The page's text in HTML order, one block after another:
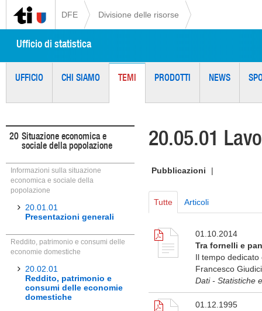
DFE Divisione delle risorse
Ufficio di statistica
UFFICIO CHI SIAMO TEMI PRODOTTI NEWS
20 Situazione economica e
sociale della popolazione
Informazioni sulla situazione
economica e sociale della
popolazione
20.01.01
Presentazioni generali
Reddito, patrimonio e consumi delle
economie domestiche
20.02.01
Reddito, patrimonio e
consumi delle economie
domestiche
20.05.01
Pubblicazioni |
Tutte Articoli
01.10.2014
Tra fornelli e
Il tempo
Francesco
Dati - Statistiche
01.12.1995